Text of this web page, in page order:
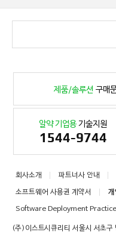
제품/솔루션 구매
알약 기업용기술지원
1544-9744
회사소개 파트너사 안내
소프트웨어 사용권 계약서
개
Software Deployment
(주)이스트시큐리티 서울시 서초구